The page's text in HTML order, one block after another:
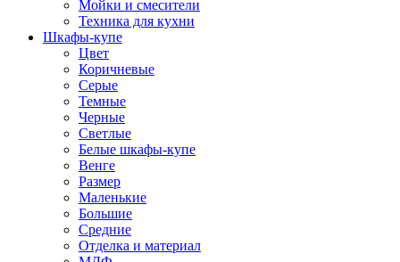
Мойки и смесители
Техника для кухни
Шкафы-купе
Цвет
Коричневые
Серые
Темные
Черные
Светлые
Белые шкафы-купе
Венге
Размер
Маленькие
Большие
Средние
Отделка и материал